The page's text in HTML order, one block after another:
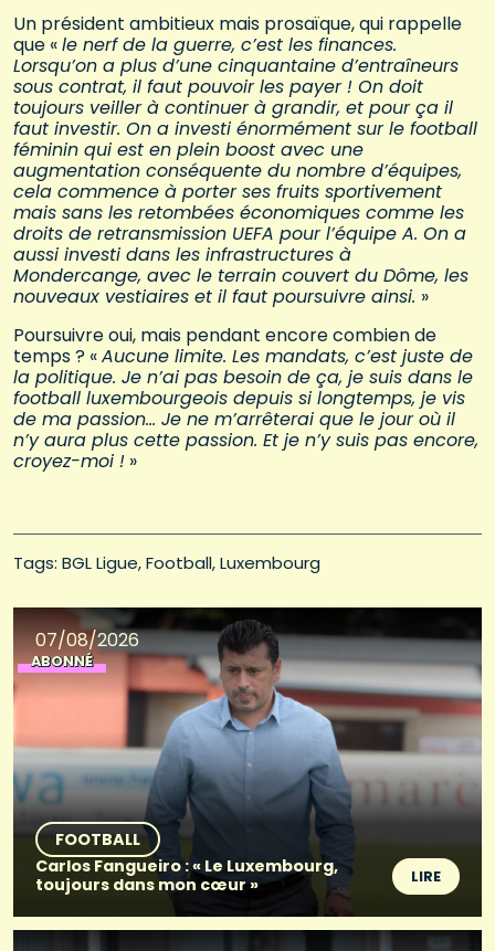
Un président ambitieux mais prosaïque, qui rappelle
que «le nerf de la guerre, c’est les finances.
Lorsqu’on a plus d’une cinquantaine d’entraîneurs
sous contrat, il faut pouvoir les payer ! On doit
toujours veiller à continuer à grandir, et pour ça il
faut investir. On a investi énormément sur le football
féminin qui est en plein boost avec une
augmentation conséquente du nombre d’équipes,
cela commence à porter ses fruits sportivement
mais sans les retombées économiques comme les
droits de retransmission UEFA pour l’équipe A. On a
aussi investi dans les infrastructures à
Mondercange, avec le terrain couvert du Dôme, les
nouveaux vestiaires et il faut poursuivre ainsi. »
Poursuivre oui, mais pendant encore combien de
temps ? «Aucune limite. Les mandats, c’est juste de
la politique. Je n’ai pas besoin de ça, je suis dans le
football luxembourgeois depuis si longtemps, je vis
de ma passion… Je ne m’arrêterai que le jour où il
n’y aura plus cette passion. Et je n’y suis pas encore,
croyez-moi ! »
Tags: BGL Ligue Football Luxembourg
07/08/2026
ABONNÉ
FOOTBALL
Carlos Fangueiro : « Le Luxembourg,
toujours dans mon cœur »
LIRE